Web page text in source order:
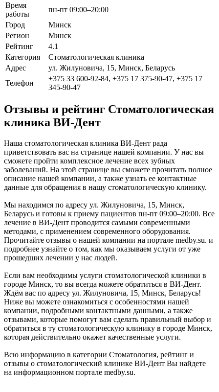
Время
работы
пн-пт 09:00–20:00
Город
Минск
Регион
Минск
Рейтинг
4.1
Категория
Стоматологическая клиника
Адрес
ул. Жилуновича, 15, Минск, Беларусь
Телефон
+375 33 600-92-84, +375 17 375-90-47, +375 17
345-90-47
Отзывы и рейтинг Стоматологическая
клиника ВИ-Дент
Наша стоматологическая клиника ВИ-Дент рада
приветствовать вас на странице нашей компании. У нас вы
сможете пройти комплексное лечение всех зубных
заболеваний. На этой странице вы сможете прочитать полное
описание нашей компании, а также узнать ее контактные
данные для обращения в нашу стоматологическую клинику.
Мы находимся по адресу ул. Жилуновича, 15, Минск,
Беларусь и готовы к приему пациентов пн-пт 09:00–20:00. Все
лечение в ВИ-Дент проводится самыми современными
методами, с применением современного оборудования.
Прочитайте отзывы о нашей компании на портале medby.su. и
подробнее узнайте о том, как мы оказываем услуги от уже
прошедших лечении у нас людей.
Если вам необходимы услуги стоматологической клиники в
городе Минск, то вы всегда можете обратиться в ВИ-Дент.
Ждём вас по адресу ул. Жилуновича, 15, Минск, Беларусь!
Ниже вы можете ознакомиться с особенностями нашей
компании, подробными контактными данными, а также
отзывами, которые помогут вам сделать правильный выбор и
обратиться в ту стоматологическую клинику в городе Минск,
которая действительно окажет качественные услуги.
Всю информацию в категории Стоматология, рейтинг и
отзывы о стоматологический клинике ВИ-Дент Вы найдете
на информационном портале medby.su.